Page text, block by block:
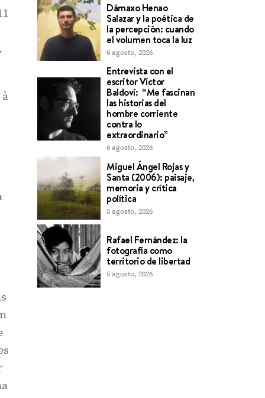
Dámaxo Henao
Salazar y la poética de
la percepción: cuando
el volumen toca la luz
6 agosto, 2026
Entrevista con el
escritor Víctor
Baldoví: “Me fascinan
las historias del
hombre corriente
contra lo
extraordinario”
6 agosto, 2026
Miguel Ángel Rojas y
Santa (2006): paisaje,
memoria y crítica
política
5 agosto, 2026
Rafael Fernández: la
fotografía como
territorio de libertad
5 agosto, 2026